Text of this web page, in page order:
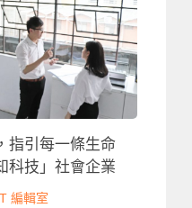
指引每一條生命
科技」社會企業
編輯室